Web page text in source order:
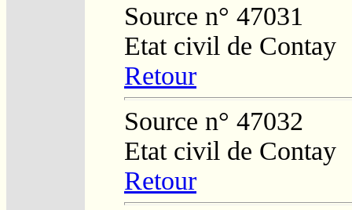
Source n° 47031
Etat civil de Contay
Retour
Source n° 47032
Etat civil de Contay
Retour